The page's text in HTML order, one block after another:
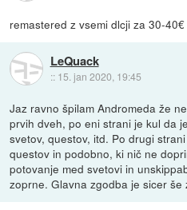
remastered z vsemi dlcji za 30-
LeQuack
:: 15. jan 2020, 19:45
Jaz ravno špilam Andromeda že
prvih dveh, po eni strani je kul da
svetov, questov, itd. Po drugi
questov in podobno, ki nič ne
potovanje med svetovi in
zoprne. Glavna zgodba je sicer še